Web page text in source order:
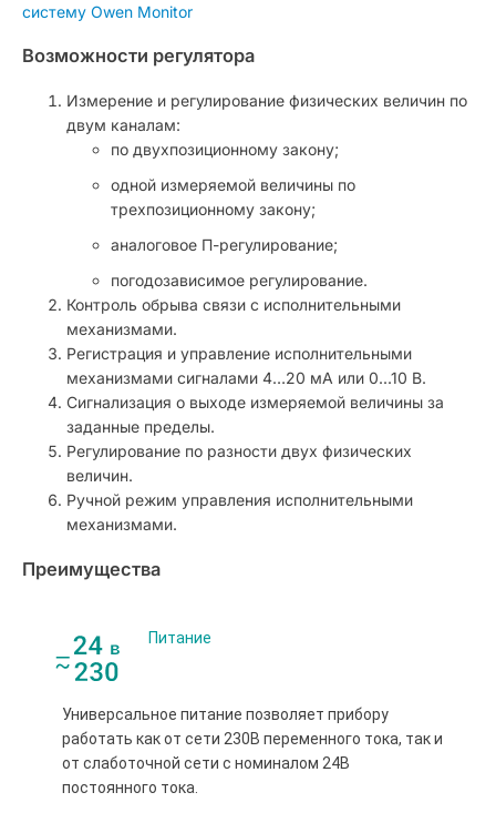
систему Owen Monitor
Возможности регулятора
Измерение и регулирование физических величин по
двум каналам:
по двухпозиционному закону;
одной измеряемой величины по
трехпозиционному закону;
аналоговое П-регулирование;
погодозависимое регулирование.
Контроль обрыва связи с исполнительными
механизмами.
Регистрация и управление исполнительными
механизмами сигналами 4…20 мА или 0...10 В.
Сигнализация о выходе измеряемой величины за
заданные пределы.
Регулирование по разности двух физических
величин.
Ручной режим управления исполнительными
механизмами.
Преимущества
Питание
Универсальное питание позволяет прибору
работать как от сети 230В переменного тока, так и
от слаботочной сети с номиналом 24В
постоянного тока.